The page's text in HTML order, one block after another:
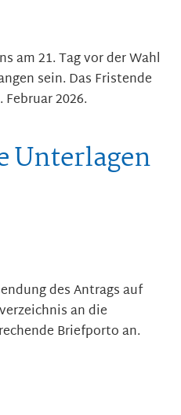
am 21. Tag vor der Wahl
sein. Das Fristende
2026.
Unterlagen
des Antrags auf
an die
Briefporto an.